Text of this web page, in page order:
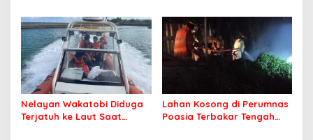
Kepolisian Bombana
Nelayan Wakatobi Diduga
Terjatuh ke Laut Saat
Lahan Kosong di Perumnas
Poasia Terbakar Tengah